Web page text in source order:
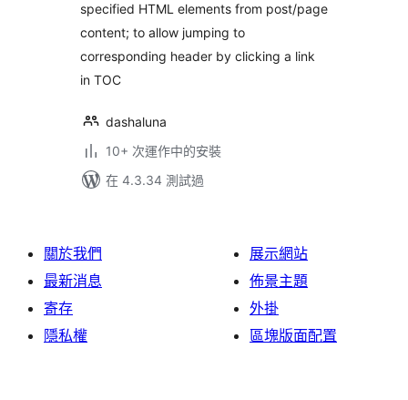
specified HTML elements from post/page
content; to allow jumping to
corresponding header by clicking a link
in TOC
dashaluna
10+ 次運作中的安裝
在 4.3.34 測試過
關於我們
最新消息
寄存
隱私權
展示網站
佈景主題
外掛
區塊版面配置